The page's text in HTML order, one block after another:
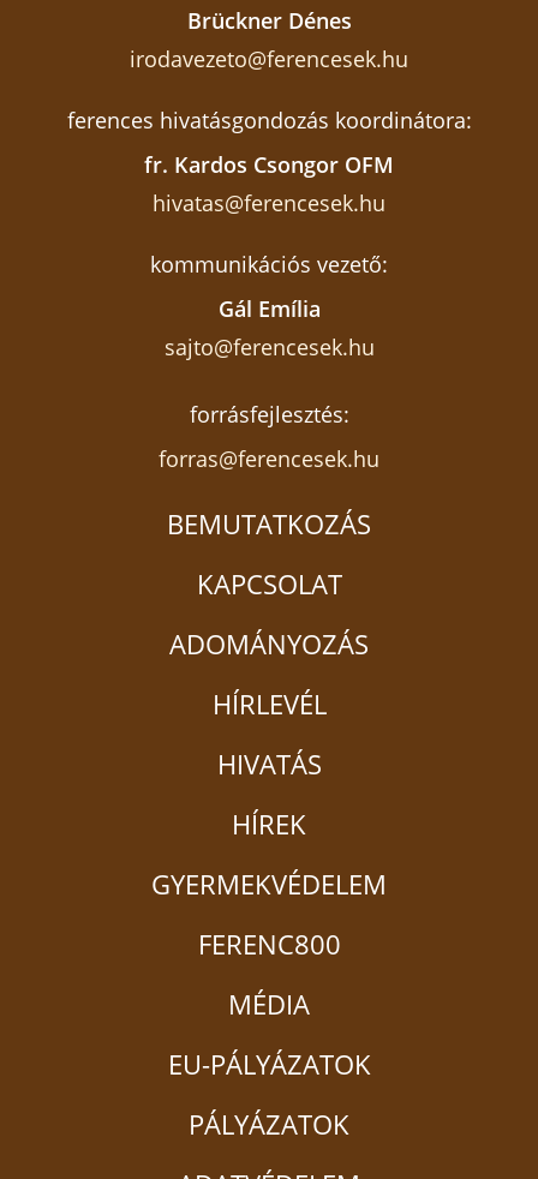
Brückner Dénes
irodavezeto@ferencesek.hu
ferences hivatásgondozás koordinátora:
fr. Kardos Csongor OFM
hivatas@ferencesek.hu
kommunikációs vezető:
Gál Emília
sajto@ferencesek.hu
forrásfejlesztés:
forras@ferencesek.hu
BEMUTATKOZÁS
KAPCSOLAT
ADOMÁNYOZÁS
HÍRLEVÉL
HIVATÁS
HÍREK
GYERMEKVÉDELEM
FERENC800
MÉDIA
EU-PÁLYÁZATOK
PÁLYÁZATOK